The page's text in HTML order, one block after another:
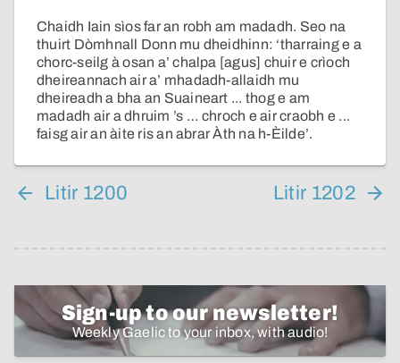
Chaidh Iain sìos far an robh am madadh. Seo na
thuirt Dòmhnall Donn mu dheidhinn: ‘tharraing e a
chorc-seilg à osan a’ chalpa [agus] chuir e crìoch
dheireannach air a’ mhadadh-allaidh mu
dheireadh a bha an Suaineart ... thog e am
madadh air a dhruim ’s … chroch e air craobh e ...
faisg air an àite ris an abrar Àth na h-Èilde’.
Litir 1200 Litir 1202
Sign-up to our newsletter!
Weekly Gaelic to your inbox, with audio!